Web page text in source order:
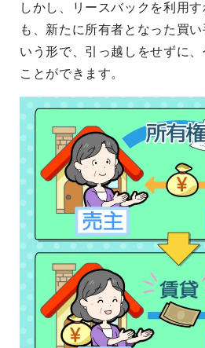
しかし、リースバックを利用
も、新たに所有者となった買
いう形で、引っ越しをせずに
ことができます。